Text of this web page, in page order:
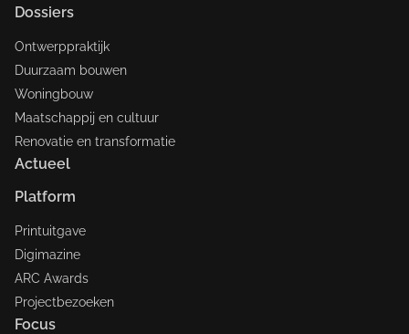
Dossiers
Ontwerppraktijk
Duurzaam bouwen
Woningbouw
Maatschappij en cultuur
Renovatie en transformatie
Actueel
Platform
Printuitgave
Digimazine
ARC Awards
Projectbezoeken
Focus